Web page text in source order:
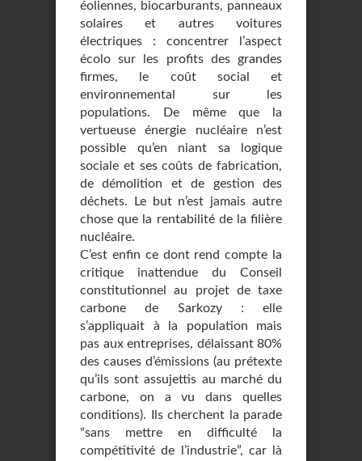
éoliennes, biocarburants, panneaux
solaires et autres voitures
électriques : concentrer l’aspect
écolo sur les profits des grandes
firmes, le coût social et
environnemental sur les
populations. De même que la
vertueuse énergie nucléaire n’est
possible qu’en niant sa logique
sociale et ses coûts de fabrication,
de démolition et de gestion des
déchets. Le but n’est jamais autre
chose que la rentabilité de la filière
nucléaire.
C’est enfin ce dont rend compte la
critique inattendue du Conseil
constitutionnel au projet de taxe
carbone de Sarkozy : elle
s’appliquait à la population mais
pas aux entreprises, délaissant 80%
des causes d’émissions (au prétexte
qu’ils sont assujettis au marché du
carbone, on a vu dans quelles
conditions). Ils cherchent la parade
“sans mettre en difficulté la
compétitivité de l’industrie”, car là